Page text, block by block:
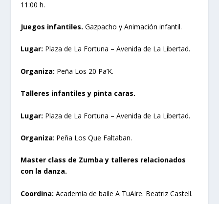
11:00 h.
Juegos infantiles. Gazpacho y Animación infantil.
Lugar: Plaza de La Fortuna – Avenida de La Libertad.
Organiza: Peña Los 20 Pa’K.
Talleres infantiles y pinta caras.
Lugar: Plaza de La Fortuna – Avenida de La Libertad.
Organiza: Peña Los Que Faltaban.
Master class de Zumba y talleres relacionados
con la danza.
Coordina: Academia de baile A TuAire. Beatriz Castell.